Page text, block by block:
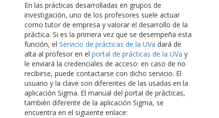
En las prácticas desarrolladas en grupos de
investigación, uno de los profesores suele actuar
como tutor de empresa y valorar el desarrollo de la
práctica. Si es la primera vez que se desempeña esta
función, el Servicio de prácticas de la UVa dará de
alta al profesor en el portal de prácticas de la UVa y
le enviará la credenciales de acceso: en caso de no
recibirse, puede contactarse con dicho servicio. El
usuario y la clave son diferentes de las usadas en la
aplicación Sigma. El manual del portal de prácticas,
también diferente de la aplicación Sigma, se
encuentra en el siguiente enlace: